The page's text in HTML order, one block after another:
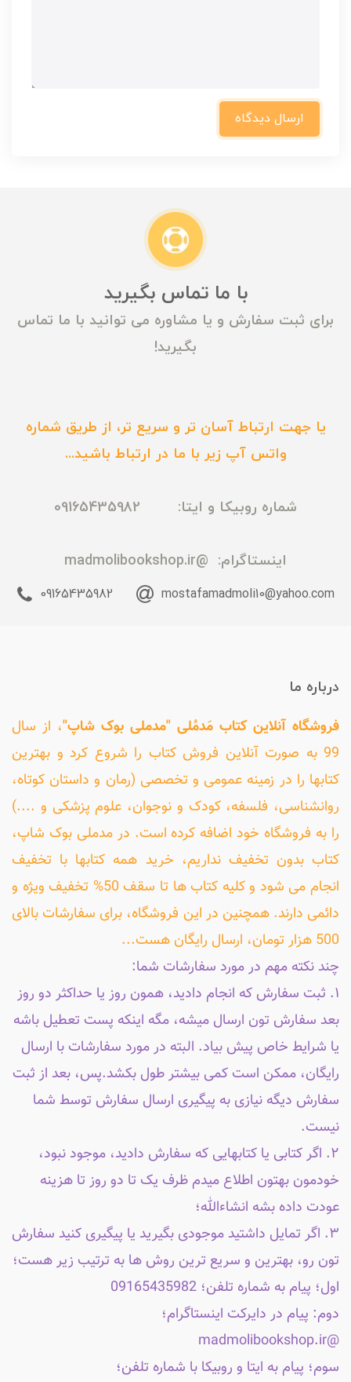
ارسال دیدگاه
با ما تماس بگیرید
برای ثبت سفارش و یا مشاوره می توانید با ما تماس
بگیرید!
یا جهت ارتباط آسان تر و سریع تر، از طریق شماره
واتس آپ زیر با ما در ارتباط باشید...
شماره روبیکا و ایتا: 09165435982
اینستاگرام: @madmolibookshop.ir
mostafamadmoli10@yahoo.com
09165435982
درباره ما
فروشگاه آنلاین کتاب مَدمُلی "مدملی بوک شاپ"، از سال
99 به صورت آنلاین فروش کتاب را شروع کرد و بهترین
کتابها را در زمینه عمومی و تخصصی (رمان و داستان کوتاه،
روانشناسی، فلسفه، کودک و نوجوان، علوم پزشکی و ....)
را به فروشگاه خود اضافه کرده است. در مدملی بوک شاپ،
کتاب بدون تخفیف نداریم، خرید همه کتابها با تخفیف
انجام می شود و کلیه کتاب ها تا سقف 50% تخفیف ویژه و
دائمی دارند. همچنین در این فروشگاه، برای سفارشات بالای
500 هزار تومان، ارسال رایگان هست...
چند نکته مهم در مورد سفارشات شما:
۱. ثبت سفارش که انجام دادید، همون روز یا حداکثر دو روز
بعد سفارش تون ارسال میشه، مگه اینکه پست تعطیل باشه
یا شرایط خاص پیش بیاد. البته در مورد سفارشات با ارسال
رایگان، ممکن است کمی بیشتر طول بکشد.پس، بعد از ثبت
سفارش دیگه نیازی به پیگیری ارسال سفارش توسط شما
نیست.
۲. اگر کتابی یا کتابهایی که سفارش دادید، موجود نبود،
خودمون بهتون اطلاع میدم ظرف یک تا دو روز تا هزینه
عودت داده بشه انشاءالله؛
۳. اگر تمایل داشتید موجودی بگیرید یا پیگیری کنید سفارش
تون رو، بهترین و سریع ترین روش ها به ترتیب زیر هست؛
اول؛ پیام به شماره تلفن؛ 09165435982
دوم: پیام در دایرکت اینستاگرام؛
@madmolibookshop.ir
سوم؛ پیام به ایتا و روبیکا با شماره تلفن؛